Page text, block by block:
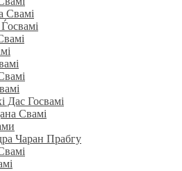
Свамі
Дас Госвамі
Свамі
Чаран Прабгу